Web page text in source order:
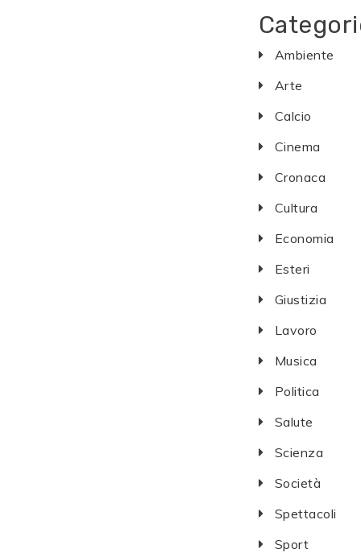
Ambiente
Arte
Calcio
Cinema
Cronaca
Cultura
Economia
Esteri
Giustizia
Lavoro
Musica
Politica
Salute
Scienza
Società
Spettacoli
Sport